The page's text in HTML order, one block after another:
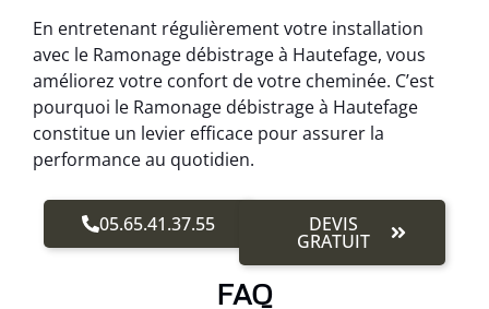
En entretenant régulièrement votre installation
avec le Ramonage débistrage à Hautefage, vous
améliorez votre confort de votre cheminée. C’est
pourquoi le Ramonage débistrage à Hautefage
constitue un levier efficace pour assurer la
performance au quotidien.
05.65.41.37.55 DEVIS
GRATUIT
FAQ